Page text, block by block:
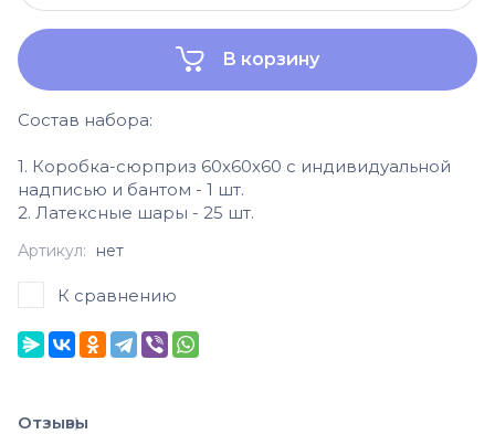
В корзину
Состав набора:
1. Коробка-сюрприз 60х60х60 с индивидуальной
надписью и бантом - 1 шт.
2. Латексные шары - 25 шт.
Артикул: нет
К сравнению
Отзывы